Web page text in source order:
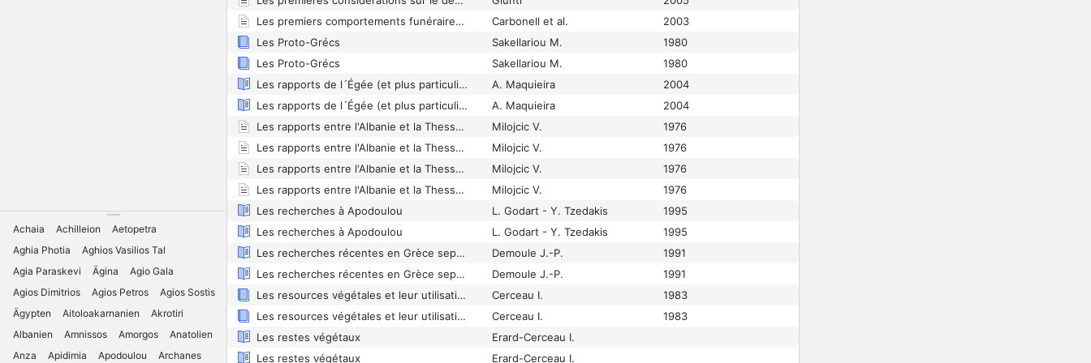
Achaia Achilleion
Aetopetra
Aghia Photia
Aghios Vasilios Tal
Agia Paraskevi
Ägina
Agio Gala
Agios Dimitrios
Agios Petros
Agios Sostis
Ägypten
Aitoloakarnanien
Akrotiri
Albanien
Amnissos Amorgos
Anatolien
Anza
Apidimia Apodoulou Archanes
Les premiers comportements funéraires auraient-ils pris place à Atapuerca, il y a 350 000 ans? Did the Earliest Mortuary Practices Take Place more than 350 000 Years Ago at Atapuerca?
Carbonell et al.
2003
Les Proto-Grécs
Sakellariou M.
1980
Les Proto-Grécs
Sakellariou M.
1980
Les rapports de l´Égée (et plus particulièrement de la Crète) et de l´Anatolie à l´époque néolithique
A. Maquieira
2004
Les rapports de l´Égée (et plus particulièrement de la Crète) et de l´Anatolie à l´époque néolithique
A. Maquieira
2004
Les rapports entre l'Albanie et la Thessalie au néolithique et à l'age
Milojcic V.
1976
Les rapports entre l'Albanie et la Thessalie au néolithique et à l'age
Milojcic V.
1976
Les rapports entre l'Albanie et la Thessalie au néolithique et à l'age
Milojcic V.
1976
Les rapports entre l'Albanie et la Thessalie au néolithique et à l'age
Milojcic V.
1976
Les recherches à Apodoulou
L. Godart - Y. Tzedakis
1995
Les recherches à Apodoulou
L. Godart - Y. Tzedakis
1995
Les recherches récentes en Grèce septentrionale et les problèmes
Demoule J.-P.
1991
Les recherches récentes en Grèce septentrionale et les problèmes
Demoule J.-P.
1991
Les resources végétales et leur utilisation dans les régions égéennes au
Cerceau I.
1983
Les resources végétales et leur utilisation dans les régions égéennes au
Cerceau I.
1983
Les restes végétaux
Erard-Cerceau I.
Les restes végétaux
Erard-Cerceau I.